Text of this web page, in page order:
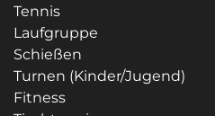
Tennis
Laufgruppe
Schießen
Turnen (Kinder/Jugend)
Fitness